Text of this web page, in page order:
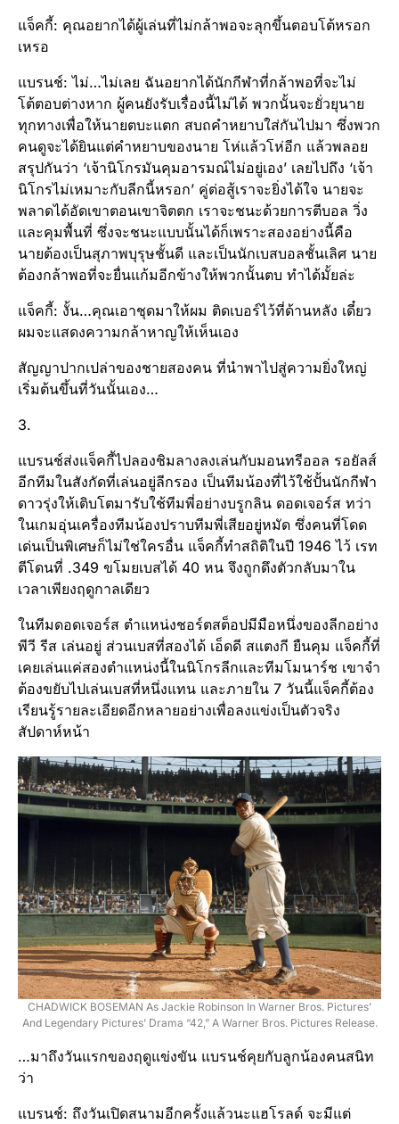
แจ็คกี้: คุณอยากได้ผู้เล่นที่ไม่กล้าพอจะลุกขึ้นตอบโต้หรอก
เหรอ
แบรนช์: ไม่…ไม่เลย ฉันอยากได้นักกีฬาที่กล้าพอที่จะไม่
โต้ตอบต่างหาก ผู้คนยังรับเรื่องนี้ไม่ได้ พวกนั้นจะยั่วยุนาย
ทุกทางเพื่อให้นายตบะแตก สบถคำหยาบใส่กันไปมา ซึ่งพวก
คนดูจะได้ยินแต่คำหยาบของนาย โห่แล้วโห่อีก แล้วพลอย
สรุปกันว่า ‘เจ้านิโกรมันคุมอารมณ์ไม่อยู่เอง’ เลยไปถึง ‘เจ้า
นิโกรไม่เหมาะกับลีกนี้หรอก’ คู่ต่อสู้เราจะยิ่งได้ใจ นายจะ
พลาดได้อัดเขาตอนเขาจิตตก เราจะชนะด้วยการตีบอล วิ่ง
และคุมพื้นที่ ซึ่งจะชนะแบบนั้นได้ก็เพราะสองอย่างนี้คือ
นายต้องเป็นสุภาพบุรุษชั้นดี และเป็นนักเบสบอลชั้นเลิศ นาย
ต้องกล้าพอที่จะยื่นแก้มอีกข้างให้พวกนั้นตบ ทำได้มั้ยล่ะ
แจ็คกี้: งั้น…คุณเอาชุดมาให้ผม ติดเบอร์ไว้ที่ด้านหลัง เดี๋ยว
ผมจะแสดงความกล้าหาญให้เห็นเอง
สัญญาปากเปล่าของชายสองคน ที่นำพาไปสู่ความยิ่งใหญ่
เริ่มต้นขึ้นที่วันนั้นเอง…
3.
แบรนช์ส่งแจ็คกี้ไปลองชิมลางลงเล่นกับมอนทรีออล รอยัลส์
อีกทีมในสังกัดที่เล่นอยู่ลีกรอง เป็นทีมน้องที่ไว้ใช้ปั้นนักกีฬา
ดาวรุ่งให้เติบโตมารับใช้ทีมพี่อย่างบรูกลิน ดอดเจอร์ส ทว่า
ในเกมอุ่นเครื่องทีมน้องปราบทีมพี่เสียอยู่หมัด ซึ่งคนที่โดด
เด่นเป็นพิเศษก็ไม่ใช่ใครอื่น แจ็คกี้ทำสถิติในปี 1946 ไว้ เรท
ตีโดนที่ .349 ขโมยเบสได้ 40 หน จึงถูกดึงตัวกลับมาใน
เวลาเพียงฤดูกาลเดียว
ในทีมดอดเจอร์ส ตำแหน่งชอร์ตสต็อปมีมือหนึ่งของลีกอย่าง
พีวี รีส เล่นอยู่ ส่วนเบสที่สองได้ เอ็ดดี สแตงกี ยืนคุม แจ็คกี้ที่
เคยเล่นแค่สองตำแหน่งนี้ในนิโกรลีกและทีมโมนาร์ช เขาจำ
ต้องขยับไปเล่นเบสที่หนึ่งแทน และภายใน 7 วันนี้แจ็คกี้ต้อง
เรียนรู้รายละเอียดอีกหลายอย่างเพื่อลงแข่งเป็นตัวจริง
สัปดาห์หน้า
CHADWICK BOSEMAN As Jackie Robinson In Warner Bros. Pictures’
And Legendary Pictures’ Drama “42,” A Warner Bros. Pictures Release.
…มาถึงวันแรกของฤดูแข่งขัน แบรนช์คุยกับลูกน้องคนสนิท
ว่า
แบรนช์: ถึงวันเปิดสนามอีกครั้งแล้วนะแฮโรลด์ จะมีแต่